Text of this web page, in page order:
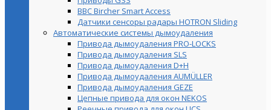
BBC Bircher Smart Access
Датчики сенсоры радары HOTRON Sliding
Автоматические системы дымоудаления
Привода дымоудаления PRO-LOCKS
Привода дымоудаления SLS
Привода дымоудаления D+H
Привода дымоудаления AUMÜLLER
Привода дымоудаления GEZE
Цепные привода для окон NEKOS